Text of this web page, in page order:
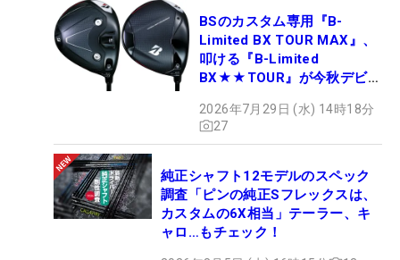
BSのカスタム専用『B-
Limited BX TOUR MAX』、
叩ける『B-Limited
BX★★TOUR』が今秋デビュ
2026年7月29日 (水) 14時18分
27
純正シャフト12モデルのスペック
調査「ピンの純正Sフレックスは、
カスタムの6X相当」テーラー、キ
ャロ…もチェック！